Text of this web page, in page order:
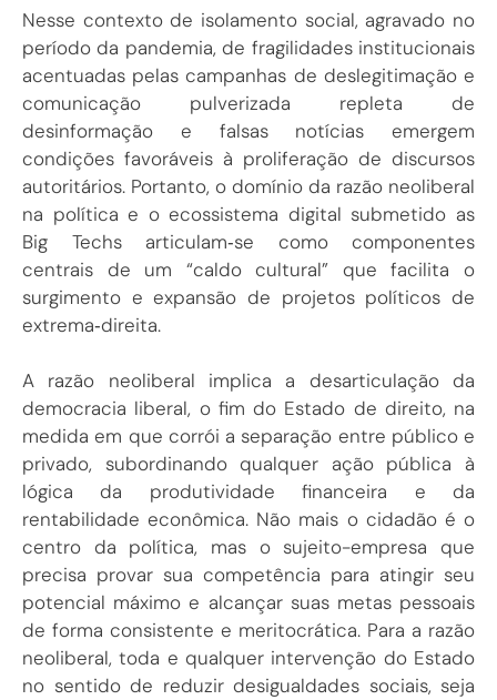
Nesse contexto de isolamento social, agravado no
período da pandemia, de fragilidades institucionais
acentuadas pelas campanhas de deslegitimação e
comunicação pulverizada repleta de
desinformação e falsas notícias emergem
condições favoráveis à proliferação de discursos
autoritários. Portanto, o domínio da razão neoliberal
na política e o ecossistema digital submetido as
Big Techs articulam‑se como componentes
centrais de um “caldo cultural” que facilita o
surgimento e expansão de projetos políticos de
extrema‑direita.
A razão neoliberal implica a desarticulação da
democracia liberal, o fim do Estado de direito, na
medida em que corrói a separação entre público e
privado, subordinando qualquer ação pública à
lógica da produtividade financeira e da
rentabilidade econômica. Não mais o cidadão é o
centro da política, mas o sujeito-empresa que
precisa provar sua competência para atingir seu
potencial máximo e alcançar suas metas pessoais
de forma consistente e meritocrática. Para a razão
neoliberal, toda e qualquer intervenção do Estado
no sentido de reduzir desigualdades sociais, seja